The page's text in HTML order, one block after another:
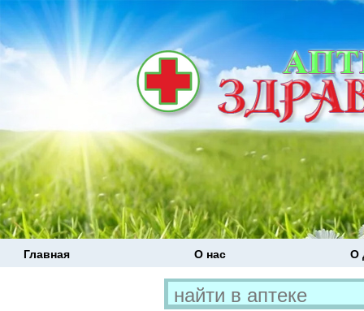
Главная О нас О